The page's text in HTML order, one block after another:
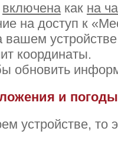
включенакак на
на доступ к
координаты.
обновить
и
устройстве,